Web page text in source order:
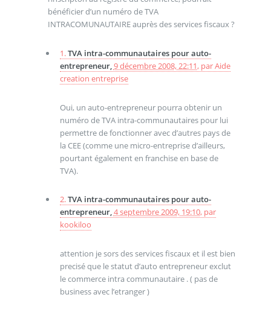
bénéficier d’un numéro de TVA
INTRACOMUNAUTAIRE auprès des services fiscaux ?
1.TVA intra-communautaires pour auto-
entrepreneur,9 décembre 2008, 22:11, parAide
creation entreprise
Oui, un auto-entrepreneur pourra obtenir un
numéro de TVA intra-communautaires pour lui
permettre de fonctionner avec d’autres pays de
la CEE (comme une micro-entreprise d’ailleurs,
pourtant également en franchise en base de
TVA).
2.TVA intra-communautaires pour auto-
entrepreneur,4 septembre 2009, 19:10, par
kookiloo
attention je sors des services fiscaux et il est bien
precisé que le statut d’auto entrepreneur exclut
le commerce intra communautaire . ( pas de
business avec l’etranger )